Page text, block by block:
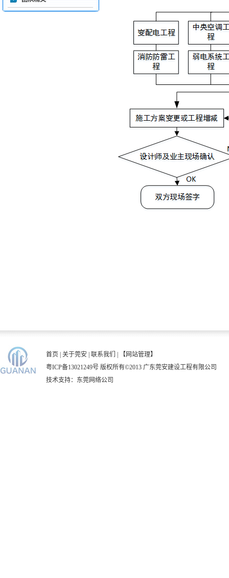
首页 关于莞安 联系我们
【网站管理】
粤ICP备13021249号 版权所有©2013 广东莞安建设工程有限公司
技术支持： 东莞网络公司